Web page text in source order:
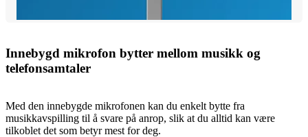
Innebygd mikrofon bytter mellom musikk og
telefonsamtaler
Med den innebygde mikrofonen kan du enkelt bytte fra
musikkavspilling til å svare på anrop, slik at du alltid kan være
tilkoblet det som betyr mest for deg.